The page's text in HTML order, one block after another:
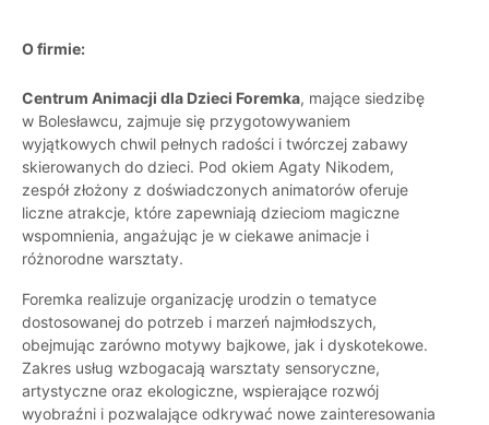
O firmie:
Centrum Animacji dla Dzieci Foremka, mające siedzibę
w Bolesławcu, zajmuje się przygotowywaniem
wyjątkowych chwil pełnych radości i twórczej zabawy
skierowanych do dzieci. Pod okiem Agaty Nikodem,
zespół złożony z doświadczonych animatorów oferuje
liczne atrakcje, które zapewniają dzieciom magiczne
wspomnienia, angażując je w ciekawe animacje i
różnorodne warsztaty.
Foremka realizuje organizację urodzin o tematyce
dostosowanej do potrzeb i marzeń najmłodszych,
obejmując zarówno motywy bajkowe, jak i dyskotekowe.
Zakres usług wzbogacają warsztaty sensoryczne,
artystyczne oraz ekologiczne, wspierające rozwój
wyobraźni i pozwalające odkrywać nowe zainteresowania